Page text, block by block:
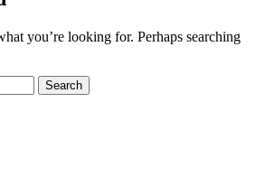
you’re looking for. Perhaps searching